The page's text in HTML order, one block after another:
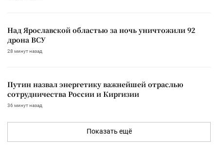
Над Ярославской областью за ночь уничтожили 92
дрона ВСУ
28 минут назад
Путин назвал энергетику важнейшей отраслью
сотрудничества России и Киргизии
36 минут назад
Показать ещё